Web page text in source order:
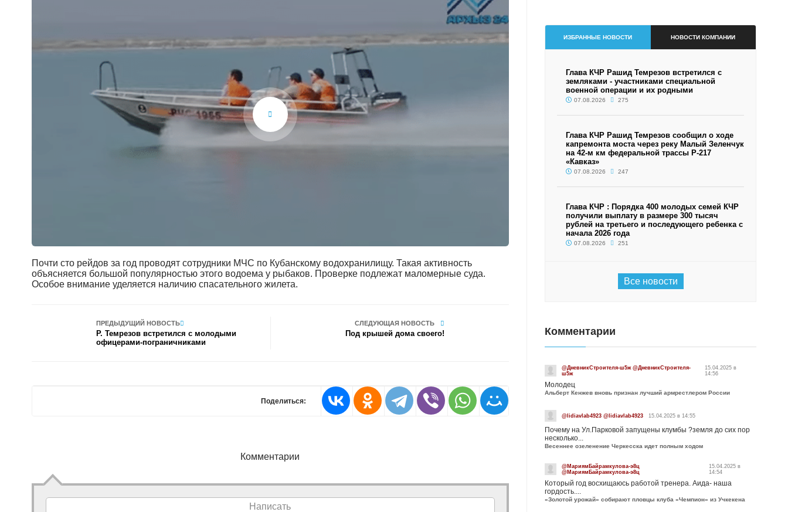
Почти сто рейдов за год проводят сотрудники МЧС по Кубанскому водохранилищу. Такая активность
объясняется большой популярностью этого водоема у рыбаков. Проверке подлежат маломерные суда.
Особое внимание уделяется наличию спасательного жилета.
ПРЕДЫДУЩИЙ НОВОСТЬ
Р. Темрезов встретился с молодыми
офицерами-пограничниками
СЛЕДУЮЩАЯ НОВОСТЬ
Под крышей дома своего!
Поделиться:
Комментарии
Написать
ИЗБРАННЫЕ НОВОСТИ НОВОСТИ КОМПАНИИ
Глава КЧР Рашид Темрезов встретился с
земляками - участниками специальной
военной операции и их родными
07.08.2026 275
Глава КЧР Рашид Темрезов сообщил о ходе
капремонта моста через реку Малый Зеленчук
на 42-м км федеральной трассы Р-217
«Кавказ»
07.08.2026 247
Глава КЧР : Порядка 400 молодых семей КЧР
получили выплату в размере 300 тысяч
рублей на третьего и последующего ребенка с
начала 2026 года
07.08.2026 251
Все новости
Комментарии
@ДневникСтроителя-ш5ж @ДневникСтроителя-
ш5ж
15.04.2025 в
14:56
Молодец
Альберт Кенжев вновь признан лучший армрестлером России
@lidiavlab4923 @lidiavlab4923 15.04.2025 в 14:55
Почему на Ул.Парковой запущены клумбы ?земля до сих пор
несколько...
Весеннее озеленение Черкесска идет полным ходом
@МариямБайрамкулова-э8ц
@МариямБайрамкулова-э8ц
15.04.2025 в
14:54
Который год восхищаюсь работой тренера. Аида- наша
гордость....
«Золотой урожай» собирают пловцы клуба «Чемпион» из Учкекена